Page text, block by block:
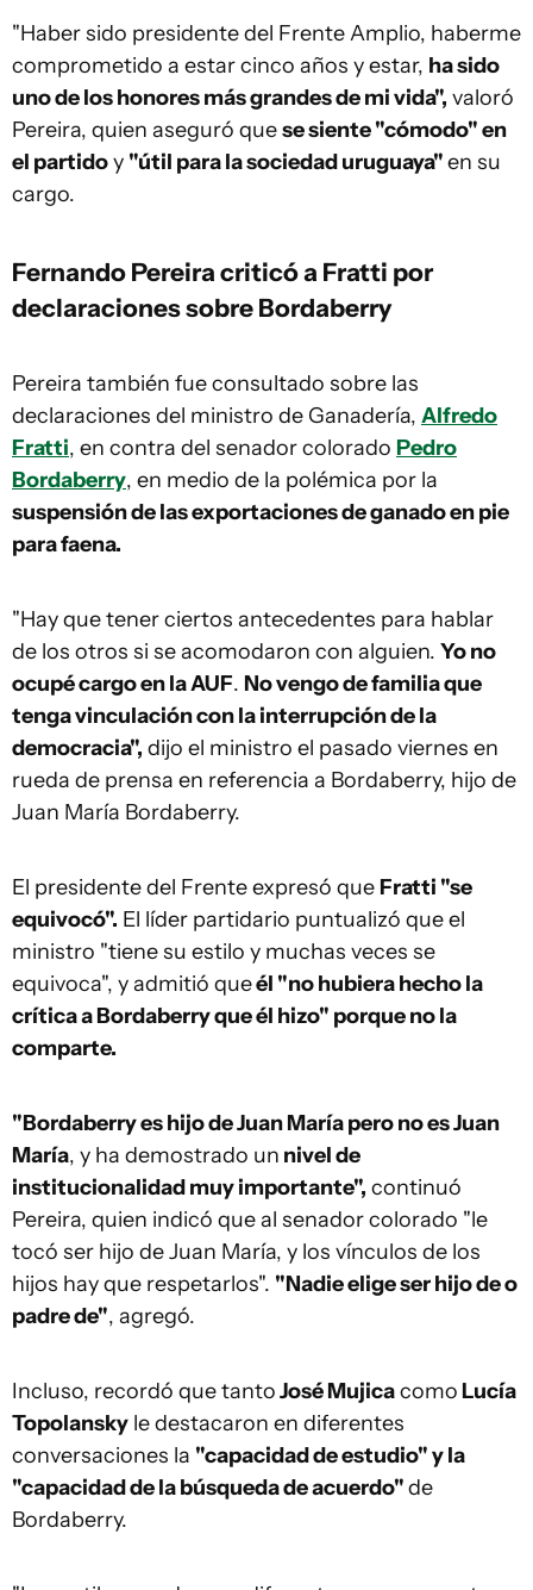
"Haber sido presidente del Frente Amplio, haberme
comprometido a estar cinco años y estar, ha sido
uno de los honores más grandes de mi vida", valoró
Pereira, quien aseguró quese siente "cómodo" en
el partidoy "útil para la sociedad uruguaya"en su
cargo.
Fernando Pereira criticó a Fratti por
declaraciones sobre Bordaberry
Pereira también fue consultado sobre las
declaraciones del ministro de Ganadería, Alfredo
Fratti, en contra del senador colorado Pedro
Bordaberry, en medio de la polémica por la
suspensión de las exportaciones de ganado en pie
para faena.
"Hay que tener ciertos antecedentes para hablar
de los otros si se acomodaron con alguien. Yo no
ocupé cargo en la AUF. No vengo de familia que
tenga vinculación con la interrupción de la
democracia", dijo el ministro el pasado viernes en
rueda de prensa en referencia a Bordaberry, hijo de
Juan María Bordaberry.
El presidente del Frente expresó que Fratti "se
equivocó". El líder partidario puntualizó que el
ministro "tiene su estilo y muchas veces se
equivoca", y admitió queél "no hubiera hecho la
crítica a Bordaberry que él hizo" porque no la
comparte.
"Bordaberry es hijo de Juan María pero no es Juan
María, y ha demostrado un nivel de
institucionalidad muy importante", continuó
Pereira, quien indicó que al senador colorado "le
tocó ser hijo de Juan María, y los vínculos de los
hijos hay que respetarlos". "Nadie elige ser hijo de o
padre de", agregó.
Incluso, recordó que tantoJosé Mujicacomo Lucía
Topolansky le destacaron en diferentes
conversaciones la "capacidad de estudio" y la
"capacidad de la búsqueda de acuerdo"de
Bordaberry.